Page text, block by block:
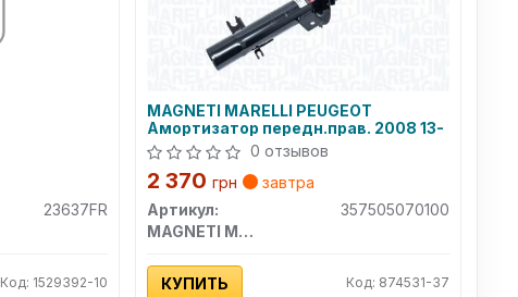
23637FR
Код: 1529392-10
MAGNETI MARELLI PEUGEOT
Амортизатор передн.прав. 2008 13-
0 отзывов
2 370грн
завтра
Артикул:
357505070100
MAGNETI MARELLI
КУПИТЬ Код: 874531-37